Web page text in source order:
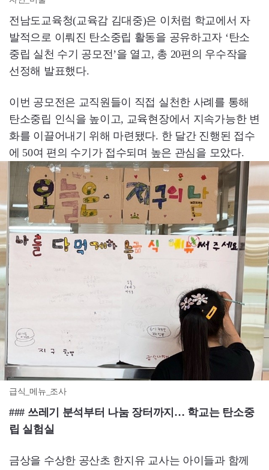
전남도교육청(교육감 김대중)은 이처럼 학교에서 자
발적으로 이뤄진 탄소중립 활동을 공유하고자 ‘탄소
중립 실천 수기 공모전’을 열고, 총 20편의 우수작을
선정해 발표했다.
이번 공모전은 교직원들이 직접 실천한 사례를 통해
탄소중립 인식을 높이고, 교육현장에서 지속가능한 변
화를 이끌어내기 위해 마련됐다. 한 달간 진행된 접수
에 50여 편의 수기가 접수되며 높은 관심을 모았다.
급식_메뉴_조사
### 쓰레기 분석부터 나눔 장터까지… 학교는 탄소중
립 실험실
금상을 수상한 공산초 한지유 교사는 아이들과 함께